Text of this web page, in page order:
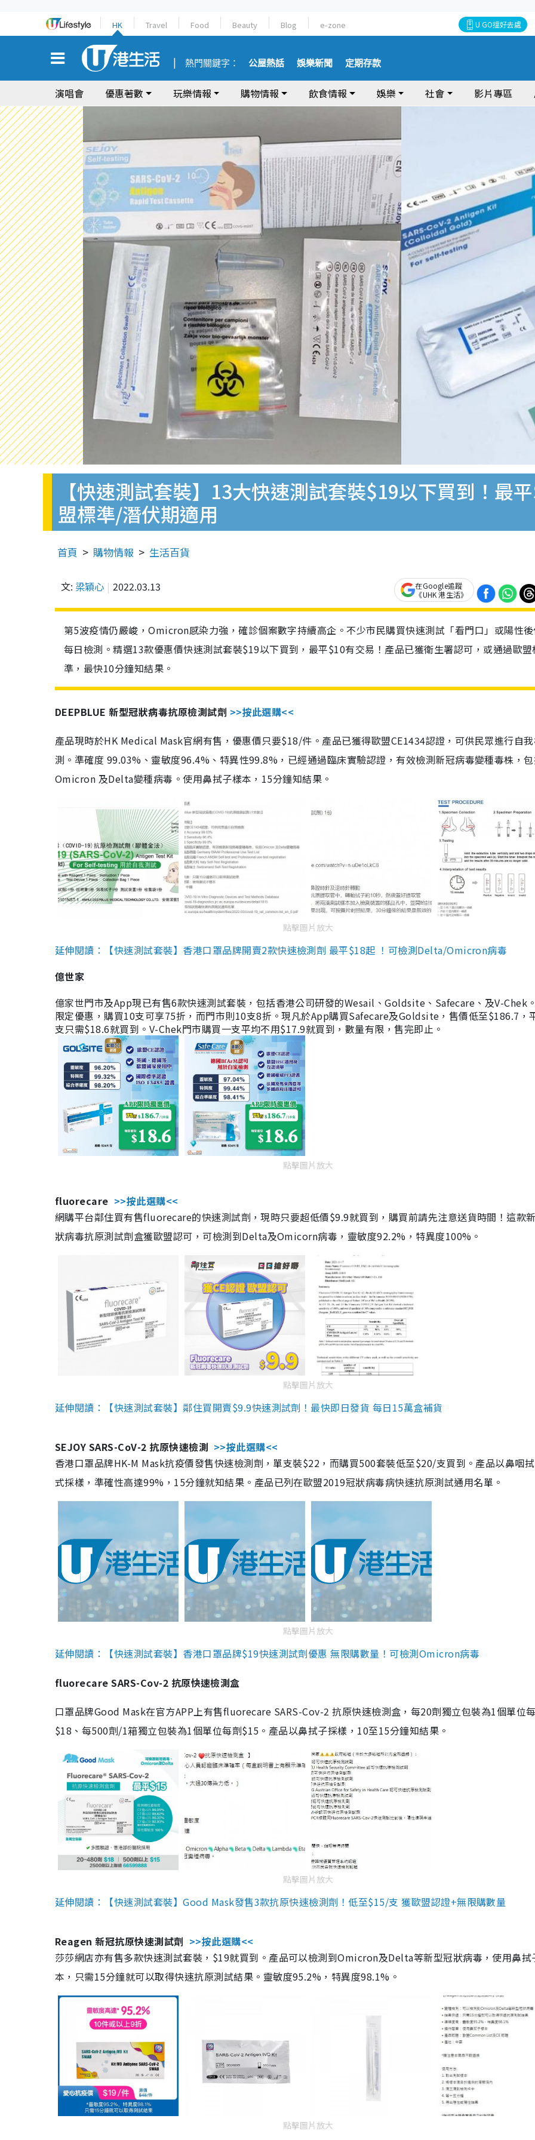
HK Travel Food Beauty Blog e-zone U GO搵好去處
熱門關鍵字： 公屋熱話 娛樂新聞 定期存款
演唱會 優惠著數 玩樂情報 購物情報 飲食情報 娛樂 社會 影片專區
【快速測試套裝】13大快速測試套裝$19以下買到！最
盟標準/潛伏期適用
首頁 購物情報 生活百貨
文: 梁穎心 2022.03.13
在Google追蹤
《UHK 港生活》
第5波疫情仍嚴峻，Omicron感染力強，確診個案數字持續高企。不少市民購買快速測試「看門口」或陽性
每日檢測。精選13款優惠價快速測試套裝$19以下買到，最平$10有交易！產品已獲衛生署認可，或通過歐盟
準，最快10分鐘知結果。
DEEPBLUE 新型冠狀病毒抗原檢測試劑 >>按此選購<<
產品現時於HK Medical Mask官網有售，優惠價只要$18/件。產品已獲得歐盟CE1434認證，可供民眾進行自
測。準確度 99.03%、靈敏度96.4%、特異性99.8%，已經通過臨床實驗認證，有效檢測新冠病毒變種毒株，
Omicron 及Delta變種病毒。使用鼻拭子樣本，15分鐘知結果。
點擊圖片放大
延伸閱讀：【快速測試套裝】香港口罩品牌開賣2款快速檢測劑 最平$18起 ！可檢測Delta/Omicron病毒
億世家
億家世門市及App現已有售6款快速測試套裝，包括香港公司研發的Wesail、Goldsite、Safecare、及V-Chek
限定優惠，購買10支可享75折，而門市則10支8折。現凡於App購買Safecare及Goldsite，售價低至$186.7，
支只需$18.6就買到。V-Chek門市購買一支平均不用$17.9就買到，數量有限，售完即止。
點擊圖片放大
fluorecare >>按此選購<<
網購平台鄰住買有售fluorecare的快速測試劑，現時只要超低價$9.9就買到，購買前請先注意送貨時間！這款
狀病毒抗原測試劑盒獲歐盟認可，可檢測到Delta及Omicorn病毒，靈敏度92.2%，特異度100%。
點擊圖片放大
延伸閱讀：【快速測試套裝】鄰住買開賣$9.9快速測試劑！最快即日發貨 每日15萬盒補貨
SEJOY SARS-CoV-2 抗原快速檢測 >>按此選購<<
香港口罩品牌HK-M Mask抗疫價發售快速檢測劑，單支裝$22，而購買500套裝低至$20/支買到。產品以鼻咽
式採樣，準確性高達99%，15分鐘就知結果。產品已列在歐盟2019冠狀病毒病快速抗原測試通用名單。
點擊圖片放大
延伸閱讀：【快速測試套裝】香港口罩品牌$19快速測試劑優惠 無限購數量！可檢測Omicron病毒
fluorecare SARS-Cov-2 抗原快速檢測盒
口罩品牌Good Mask在官方APP上有售fluorecare SARS-Cov-2 抗原快速檢測盒，每20劑獨立包裝為1個單位
$18、每500劑/1箱獨立包裝為1個單位每劑$15。產品以鼻拭子採樣，10至15分鐘知結果。
點擊圖片放大
延伸閱讀：【快速測試套裝】Good Mask發售3款抗原快速檢測劑！低至$15/支 獲歐盟認證+無限購數量
Reagen 新冠抗原快速測試劑 >>按此選購<<
莎莎網店亦有售多款快速測試套裝，$19就買到。產品可以檢測到Omicron及Delta等新型冠狀病毒，使用鼻拭
本，只需15分鐘就可以取得快速抗原測試結果。靈敏度95.2%，特異度98.1%。
點擊圖片放大